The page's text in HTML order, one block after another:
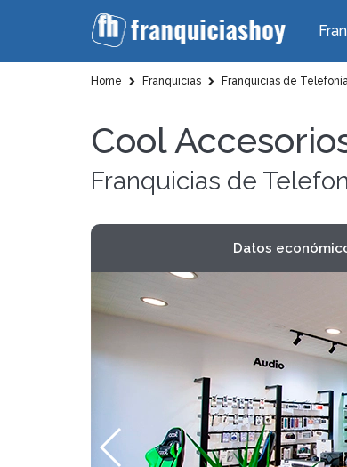
Home Franquicias Franquicias de
Cool
Franquicias de
Datos